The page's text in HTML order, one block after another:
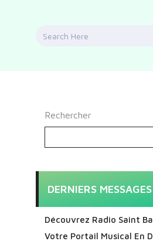
Search
Rechercher
DERNIERS MESSAGES
Découvrez Radio Saint
Votre Portail Musical En